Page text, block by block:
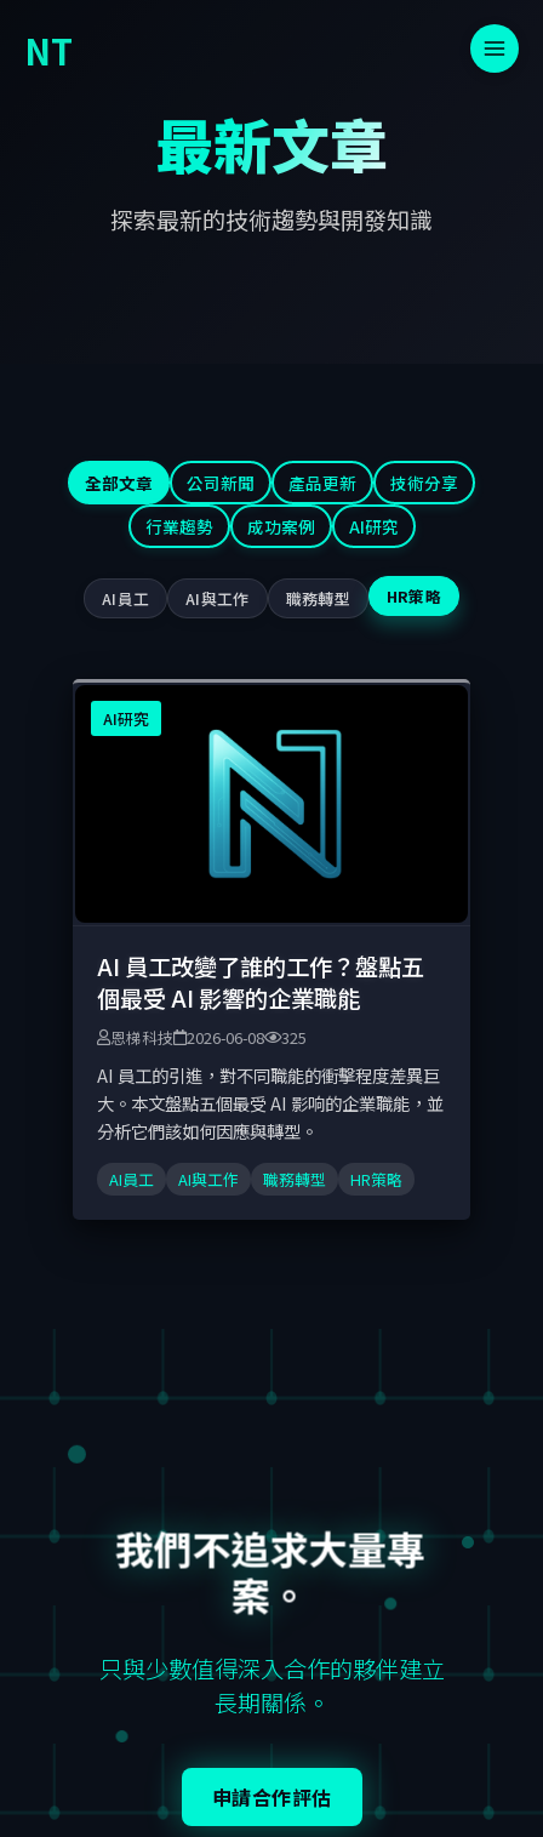
NT
最新文章
探索最新的技術趨勢與開發知識
全部文章 公司新聞 產品更新
技術分享
行業趨勢
成功案例 AI研究
AI員工 AI與工作 職務轉型 HR策略
AI研究
AI 員工改變了誰的工作？盤點五
個最受 AI 影響的企業職能
恩梯科技 2026-06-08 325
AI 員工的引進，對不同職能的衝擊程度差異巨
大。本文盤點五個最受 AI 影响的企業職能，並
分析它們該如何因應與轉型。
AI員工 AI與工作 職務轉型 HR策略
我們不追求大量專
案。
只與少數值得深入合作的夥伴建立
長期關係。
申請合作評估